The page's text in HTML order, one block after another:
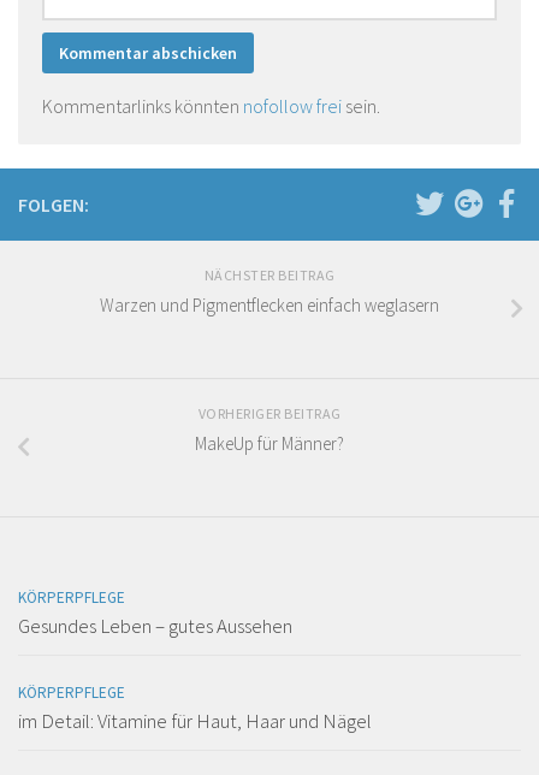
Kommentarlinks könnten nofollow frei sein.
FOLGEN:
NÄCHSTER BEITRAG
Warzen und Pigmentflecken einfach weglasern
VORHERIGER BEITRAG
MakeUp für Männer?
KÖRPERPFLEGE
Gesundes Leben – gutes Aussehen
KÖRPERPFLEGE
im Detail: Vitamine für Haut, Haar und Nägel